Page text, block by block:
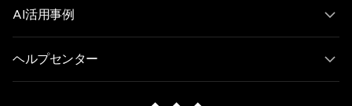
AI活用事例
ヘルプセンター